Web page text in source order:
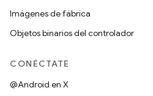
Imágenes de fábrica
Objetos binarios del controlador
CONÉCTATE
@Android en X